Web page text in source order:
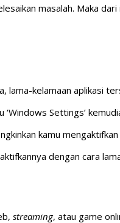
masalah. Maka dari
lama-kelamaan aplikasi
‘Windows Settings’
kamu
dengan cara
streaming, atau game